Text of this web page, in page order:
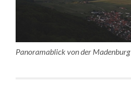
Panoramablick von der Madenburg